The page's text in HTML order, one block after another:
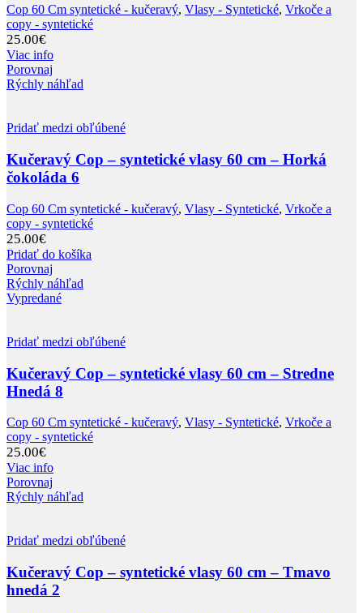
Cop 60 Cm syntetické - kučeravý, Vlasy - Syntetické, Vrkoče a
copy - syntetické
25.00€
Viac info
Porovnaj
Rýchly náhľad
Pridať medzi obľúbené
Kučeravý Cop – syntetické vlasy 60 cm – Horká
čokoláda 6
Cop 60 Cm syntetické - kučeravý, Vlasy - Syntetické, Vrkoče a
copy - syntetické
25.00€
Pridať do košíka
Porovnaj
Rýchly náhľad
Vypredané
Pridať medzi obľúbené
Kučeravý Cop – syntetické vlasy 60 cm – Stredne
Hnedá 8
Cop 60 Cm syntetické - kučeravý, Vlasy - Syntetické, Vrkoče a
copy - syntetické
25.00€
Viac info
Porovnaj
Rýchly náhľad
Pridať medzi obľúbené
Kučeravý Cop – syntetické vlasy 60 cm – Tmavo
hnedá 2